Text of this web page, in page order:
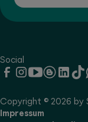
Social
Copyright © 2026 by
Impressum